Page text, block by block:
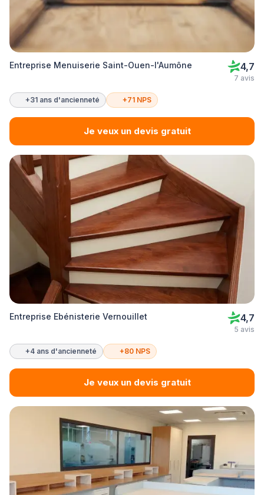
Entreprise Menuiserie Saint-Ouen-l'Aumône 4,7
7 avis
+31 ans d'ancienneté +71 NPS
Je veux un devis gratuit
Entreprise Ebénisterie Vernouillet 4,7
5 avis
+4 ans d'ancienneté +80 NPS
Je veux un devis gratuit